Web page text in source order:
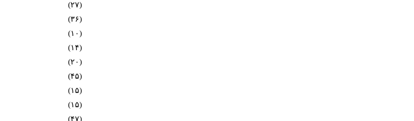
(۲۷)
(۳۶)
(۱۰)
(۱۴)
(۲۰)
(۴۵)
(۱۵)
(۱۵)
(۴۷)